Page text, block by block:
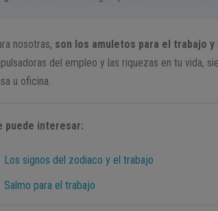
nosotras, son los amuletos para el trabajo
del empleo y las riquezas en tu vida,
u oficina.
puede interesar:
Los signos del zodiaco y el trabajo
Salmo para el trabajo